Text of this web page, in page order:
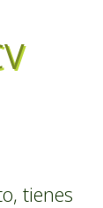
tienes